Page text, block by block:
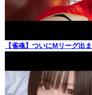
【雀魂】ついにMリーグ出